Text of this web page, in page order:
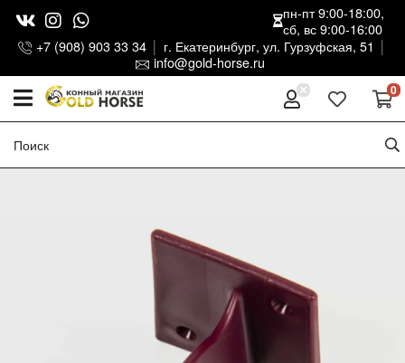
+7 (908) 903 33 34
г. Екатеринбург, ул. Гурзуфская, 51
info@gold-horse.ru
пн-пт 9:00-18:00,
сб, вс 9:00-16:00
0